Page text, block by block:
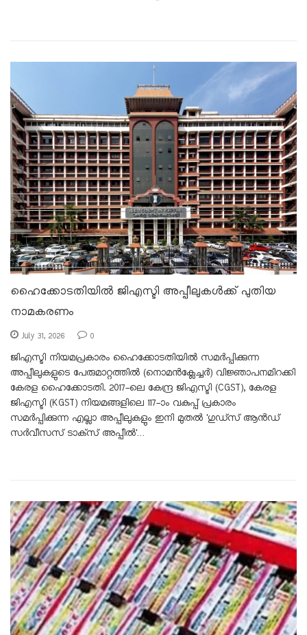
ഹൈക്കോടതിയിൽ ജിഎസ്ടി അപ്പീലുകൾക്ക് പുതിയ
നാമകരണം
July 31, 2026 0
ജിഎസ്ടി നിയമപ്രകാരം ഹൈക്കോടതിയിൽ സമർപ്പിക്കുന്ന
അപ്പീലുകളുടെ പേരുമാറ്റത്തിൽ (നൊമൻക്ലേച്ചർ) വിജ്ഞാപനമിറക്കി
കേരള ഹൈക്കോടതി. 2017-ലെ കേന്ദ്ര ജിഎസ്ടി (CGST), കേരള
ജിഎസ്ടി (KGST) നിയമങ്ങളിലെ 117-ാം വകുപ്പ് പ്രകാരം
സമർപ്പിക്കുന്ന എല്ലാ അപ്പീലുകളും ഇനി മുതൽ 'ഗുഡ്‌സ് ആൻഡ്
സർവീസസ് ടാക്‌സ് അപ്പീൽ'…